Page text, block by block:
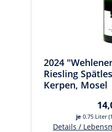
2024
Riesling
Kerpen, Mosel
je 0.75 Liter
Details /